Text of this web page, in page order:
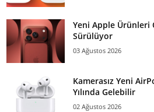
Yeni Apple Ürünleri
Sürülüyor
03 Ağustos 2026
Kamerasız Yeni
Yılında Gelebilir
02 Ağustos 2026